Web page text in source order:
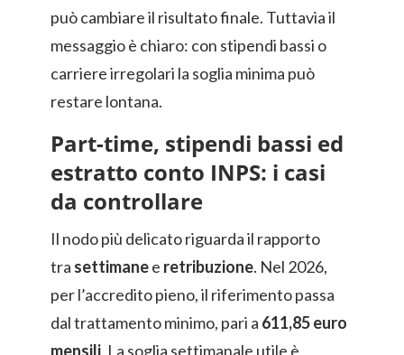
può cambiare il risultato finale. Tuttavia il
messaggio è chiaro: con stipendi bassi o
carriere irregolari la soglia minima può
restare lontana.
Part-time, stipendi bassi ed
estratto conto INPS: i casi
da controllare
Il nodo più delicato riguarda il rapporto
tra settimanee retribuzione. Nel 2026,
per l’accredito pieno, il riferimento passa
dal trattamento minimo, pari a 611,85 euro
mensili. La soglia settimanale utile è